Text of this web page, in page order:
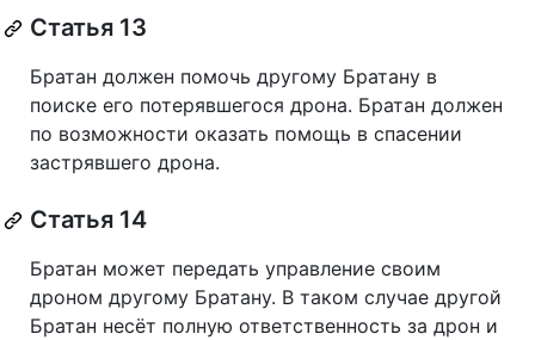
Статья 13
Братан должен помочь другому Братану в
поиске его потерявшегося дрона. Братан должен
по возможности оказать помощь в спасении
застрявшего дрона.
Статья 14
Братан может передать управление своим
дроном другому Братану. В таком случае другой
Братан несёт полную ответственность за дрон и